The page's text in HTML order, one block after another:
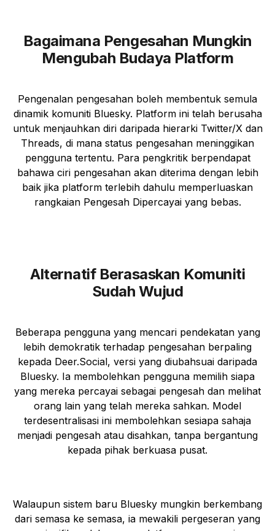
Bagaimana Pengesahan Mungkin
Mengubah Budaya Platform
Pengenalan pengesahan boleh membentuk semula
dinamik komuniti Bluesky. Platform ini telah berusaha
untuk menjauhkan diri daripada hierarki Twitter/X dan
Threads, di mana status pengesahan meninggikan
pengguna tertentu. Para pengkritik berpendapat
bahawa ciri pengesahan akan diterima dengan lebih
baik jika platform terlebih dahulu memperluaskan
rangkaian Pengesah Dipercayai yang bebas.
Alternatif Berasaskan Komuniti
Sudah Wujud
Beberapa pengguna yang mencari pendekatan yang
lebih demokratik terhadap pengesahan berpaling
kepada Deer.Social, versi yang diubahsuai daripada
Bluesky. Ia membolehkan pengguna memilih siapa
yang mereka percayai sebagai pengesah dan melihat
orang lain yang telah mereka sahkan. Model
terdesentralisasi ini membolehkan sesiapa sahaja
menjadi pengesah atau disahkan, tanpa bergantung
kepada pihak berkuasa pusat.
Walaupun sistem baru Bluesky mungkin berkembang
dari semasa ke semasa, ia mewakili pergeseran yang